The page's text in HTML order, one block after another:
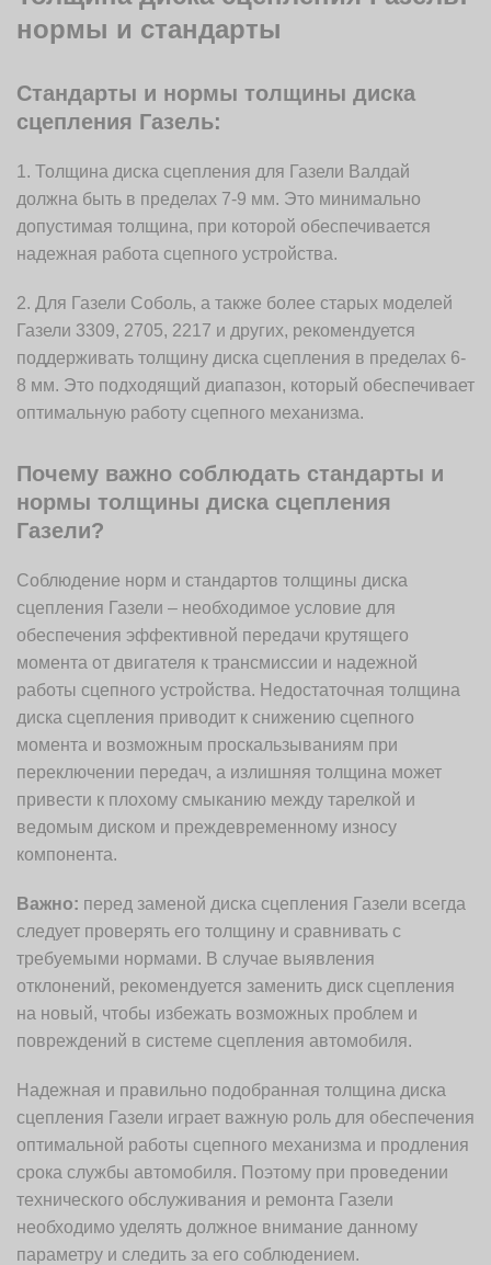
нормы и стандарты
Стандарты и нормы толщины диска
сцепления Газель:
1. Толщина диска сцепления для Газели Валдай
должна быть в пределах 7-9 мм. Это минимально
допустимая толщина, при которой обеспечивается
надежная работа сцепного устройства.
2. Для Газели Соболь, а также более старых моделей
Газели 3309, 2705, 2217 и других, рекомендуется
поддерживать толщину диска сцепления в пределах 6-
8 мм. Это подходящий диапазон, который обеспечивает
оптимальную работу сцепного механизма.
Почему важно соблюдать стандарты и
нормы толщины диска сцепления
Газели?
Соблюдение норм и стандартов толщины диска
сцепления Газели – необходимое условие для
обеспечения эффективной передачи крутящего
момента от двигателя к трансмиссии и надежной
работы сцепного устройства. Недостаточная толщина
диска сцепления приводит к снижению сцепного
момента и возможным проскальзываниям при
переключении передач, а излишняя толщина может
привести к плохому смыканию между тарелкой и
ведомым диском и преждевременному износу
компонента.
Важно: перед заменой диска сцепления Газели всегда
следует проверять его толщину и сравнивать с
требуемыми нормами. В случае выявления
отклонений, рекомендуется заменить диск сцепления
на новый, чтобы избежать возможных проблем и
повреждений в системе сцепления автомобиля.
Надежная и правильно подобранная толщина диска
сцепления Газели играет важную роль для обеспечения
оптимальной работы сцепного механизма и продления
срока службы автомобиля. Поэтому при проведении
технического обслуживания и ремонта Газели
необходимо уделять должное внимание данному
параметру и следить за его соблюдением.